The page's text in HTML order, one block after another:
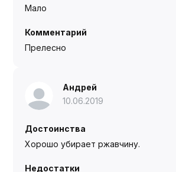
Мало
Комментарий
Прелесно
Андрей
10.06.2019
Достоинства
Хорошо убирает ржавчину.
Недостатки